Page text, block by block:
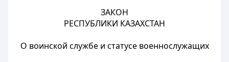
ЗАКОН
РЕСПУБЛИКИ КАЗАХСТАН
О воинской службе и статусе военнослужащих